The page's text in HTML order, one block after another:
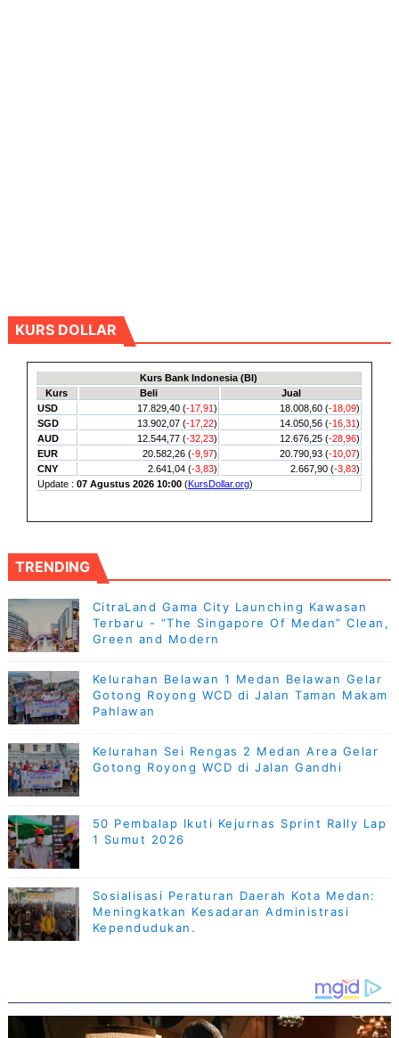
KURS DOLLAR
TRENDING
CitraLand Gama City Launching Kawasan
Terbaru - “The Singapore Of Medan” Clean,
Green and Modern
Kelurahan Belawan 1 Medan Belawan Gelar
Gotong Royong WCD di Jalan Taman Makam
Pahlawan
Kelurahan Sei Rengas 2 Medan Area Gelar
Gotong Royong WCD di Jalan Gandhi
50 Pembalap Ikuti Kejurnas Sprint Rally Lap
1 Sumut 2026
Sosialisasi Peraturan Daerah Kota Medan:
Meningkatkan Kesadaran Administrasi
Kependudukan.